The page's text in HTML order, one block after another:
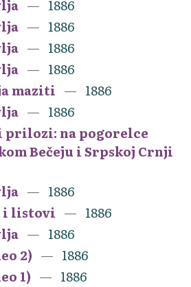
1886
1886
1886
1886
maziti
1886
1886
na pogorelce
Bečeju i Srpskoj Crnji
1886
i listovi
1886
1886
2)
1886
1)
1886